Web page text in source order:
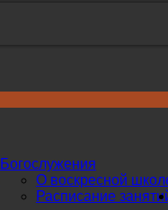
Богослужения
О воскресной
Расписание